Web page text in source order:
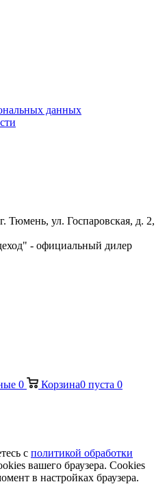
данных
Тюмень, ул. Госпаровская, д. 2,
- официальный дилер
0 Корзина0 пуста 0
с политикой обработки
вашего браузера. Cookies
в настройках браузера.